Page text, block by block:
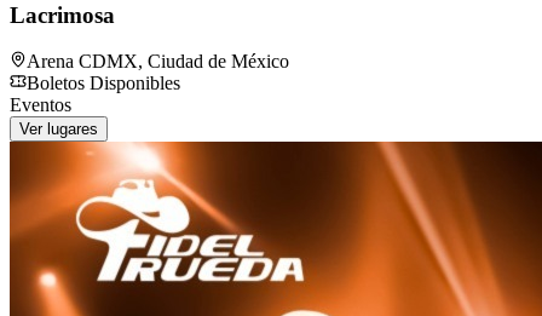
Lacrimosa
Arena CDMX, Ciudad de México
Boletos Disponibles
Eventos
Ver lugares